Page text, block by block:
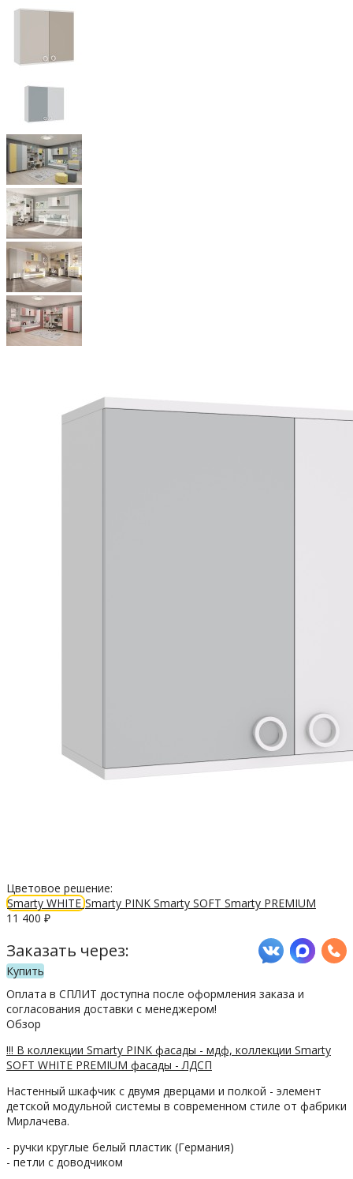
Цветовое решение:
Smarty WHITESmarty PINK Smarty SOFT Smarty PREMIUM
11 400 ₽
Заказать через:
Купить
Оплата в СПЛИТ доступна после оформления заказа и
согласования доставки с менеджером!
Обзор
!!! В коллекции Smarty PINK фасады - мдф, коллекции Smarty
SOFT WHITE PREMIUM фасады - ЛДСП
Настенный шкафчик с двумя дверцами и полкой - элемент
детской модульной системы в современном стиле от фабрики
Мирлачева.
- ручки круглые белый пластик (Германия)
- петли с доводчиком